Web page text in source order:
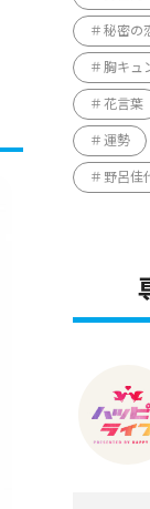
秘密の
胸キュ
花言葉
運勢
野呂佳